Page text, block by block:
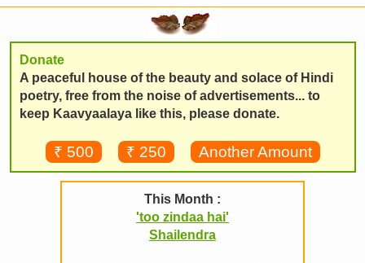
Donate
A peaceful house of the beauty and solace of Hindi
poetry, free from the noise of advertisements... to
keep Kaavyaalaya like this, please donate.
₹ 500 ₹ 250 Another Amount
This Month :
'too zindaa hai'
Shailendra